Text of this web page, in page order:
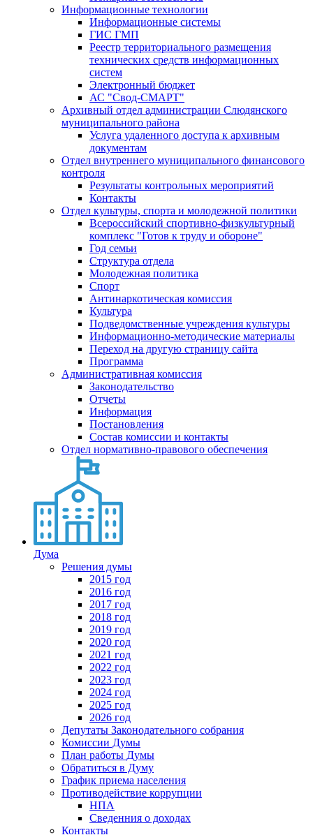
Информационные технологии
Информационные системы
ГИС ГМП
Реестр территориального размещения
технических средств информационных
систем
Электронный бюджет
АС "Свод-СМАРТ"
Архивный отдел администрации Слюдянского
муниципального района
Услуга удаленного доступа к архивным
документам
Отдел внутреннего муниципального финансового
контроля
Результаты контрольных мероприятий
Контакты
Отдел культуры, спорта и молодежной политики
Всероссийский спортивно-физкультурный
комплекс "Готов к труду и обороне"
Год семьи
Структура отдела
Молодежная политика
Спорт
Антинаркотическая комиссия
Культура
Подведомственные учреждения культуры
Информационно-методические материалы
Переход на другую страницу сайта
Программа
Административная комиссия
Законодательство
Отчеты
Информация
Постановления
Состав комиссии и контакты
Отдел нормативно-правового обеспечения
Дума
Решения думы
2015 год
2016 год
2017 год
2018 год
2019 год
2020 год
2021 год
2022 год
2023 год
2024 год
2025 год
2026 год
Депутаты Законодательного собрания
Комиссии Думы
План работы Думы
Обратиться в Думу
График приема населения
Противодействие коррупции
НПА
Сведенния о доходах
Контакты